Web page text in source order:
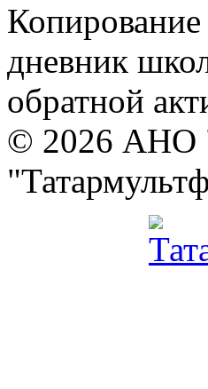
Копирование
дневник
обратной
© 2026